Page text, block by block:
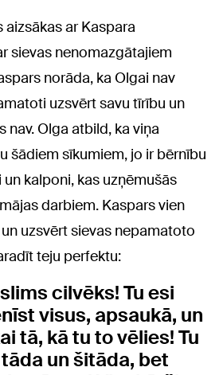
aizsākas ar Kaspara
sievas nenomazgātajiem
norāda, ka Olgai nav
uzsvērt savu tīrību un
nav. Olga atbild, ka viņa
šādiem sīkumiem, jo ir bērnību
kalponi, kas uzņēmušās
darbiem. Kaspars vien
uzsvērt sievas nepamatoto
teju perfektu:
cilvēks! Tu esi
visus, apsaukā, un
tā, kā tu to vēlies! Tu
un šitāda, bet